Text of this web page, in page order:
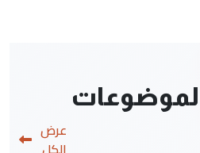
عرض